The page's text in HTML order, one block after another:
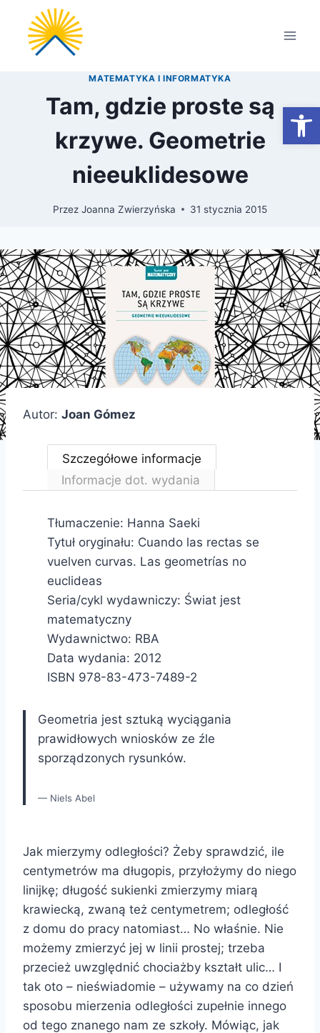
Przejdź
treści
MATEMATYKA I INFORMATYKA
Tam, gdzie proste są
krzywe. Geometrie
nieeuklidesowe
Przez Joanna Zwierzyńska 31 stycznia 2015
Autor: Joan Gómez
Szczegółowe informacje
Informacje dot. wydania
Tłumaczenie: Hanna Saeki
Tytuł oryginału: Cuando las rectas se
vuelven curvas. Las geometrías no
euclideas
Seria/cykl wydawniczy: Świat jest
matematyczny
Wydawnictwo: RBA
Data wydania: 2012
ISBN 978-83-473-7489-2
Geometria jest sztuką wyciągania
prawidłowych wniosków ze źle
sporządzonych rysunków.
Niels Abel
Jak mierzymy odległości? Żeby sprawdzić, ile
centymetrów ma długopis, przyłożymy do niego
linijkę; długość sukienki zmierzymy miarą
krawiecką, zwaną też centymetrem; odległość
z domu do pracy natomiast… No właśnie. Nie
możemy zmierzyć jej w linii prostej; trzeba
przecież uwzględnić chociażby kształt ulic… I
tak oto – nieświadomie – używamy na co dzień
sposobu mierzenia odległości zupełnie innego
od tego znanego nam ze szkoły. Mówiąc, jak